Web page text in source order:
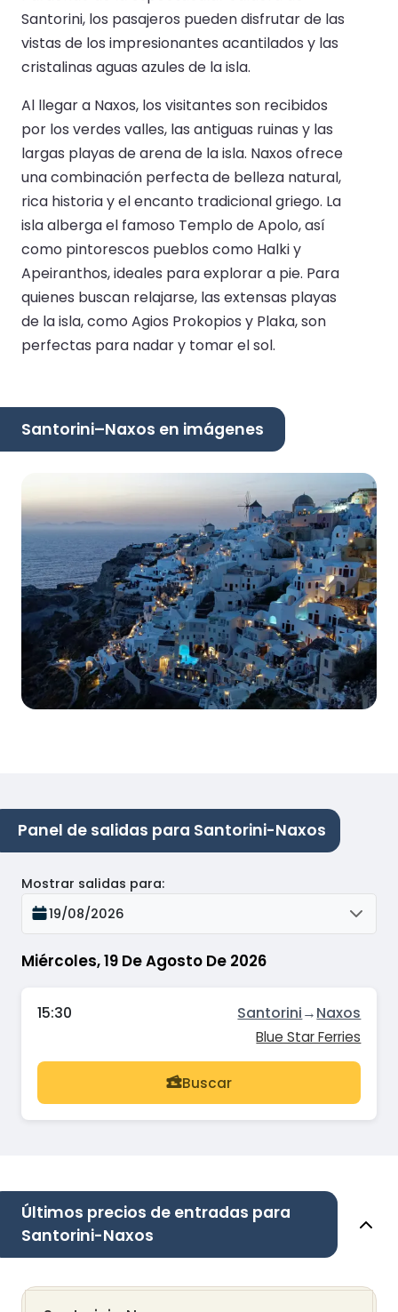
Santorini, los pasajeros pueden disfrutar de las
vistas de los impresionantes acantilados y las
cristalinas aguas azules de la isla.
Al llegar a Naxos, los visitantes son recibidos
por los verdes valles, las antiguas ruinas y las
largas playas de arena de la isla. Naxos ofrece
una combinación perfecta de belleza natural,
rica historia y el encanto tradicional griego. La
isla alberga el famoso Templo de Apolo, así
como pintorescos pueblos como Halki y
Apeiranthos, ideales para explorar a pie. Para
quienes buscan relajarse, las extensas playas
de la isla, como Agios Prokopios y Plaka, son
perfectas para nadar y tomar el sol.
Santorini–Naxos en imágenes
Panel de salidas para Santorini-Naxos
Miércoles, 19 De Agosto De 2026
Mostrar salidas para:
19/08/2026
15:30 Santorini→Naxos
Blue Star Ferries
Buscar
Últimos precios de entradas para
Santorini-Naxos